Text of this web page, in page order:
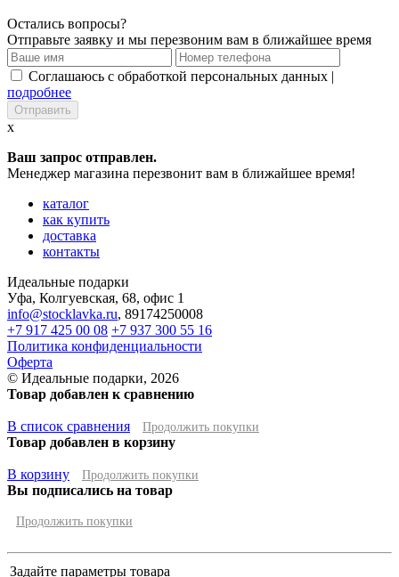
Остались вопросы?
Отправьте заявку и мы перезвоним вам в ближайшее время
Соглашаюсь с обработкой персональных данных |
подробнее
x
Ваш запрос отправлен.
Менеджер магазина перезвонит вам в ближайшее время!
каталог
как купить
доставка
контакты
Идеальные подарки
Уфа, Колгуевская, 68, офис 1
info@stocklavka.ru, 89174250008
+7 917 425 00 08 +7 937 300 55 16
Политика конфиденциальности
Оферта
© Идеальные подарки, 2026
Товар добавлен к сравнению
В список сравнения Продолжить покупки
Товар добавлен в корзину
В корзину Продолжить покупки
Вы подписались на товар
Продолжить покупки
Задайте параметры товара